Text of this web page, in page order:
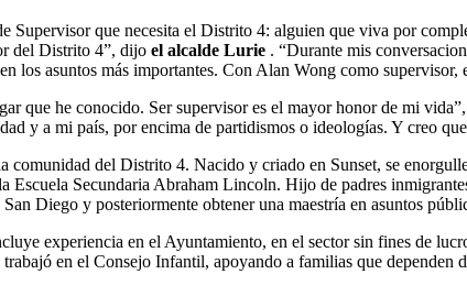
Supervisor que necesita el Distrito 4: alguien que viva por
del Distrito 4”, dijo el alcalde Lurie . “Durante mis
los asuntos más importantes. Con Alan Wong como supervisor,
que he conocido. Ser supervisor es el mayor honor de mi
y a mi país, por encima de partidismos o ideologías. Y creo
comunidad del Distrito 4. Nacido y criado en Sunset, se
Secundaria Abraham Lincoln. Hijo de padres
Diego y posteriormente obtener una maestría en asuntos
experiencia en el Ayuntamiento, en el sector sin fines de
en el Consejo Infantil, apoyando a familias que